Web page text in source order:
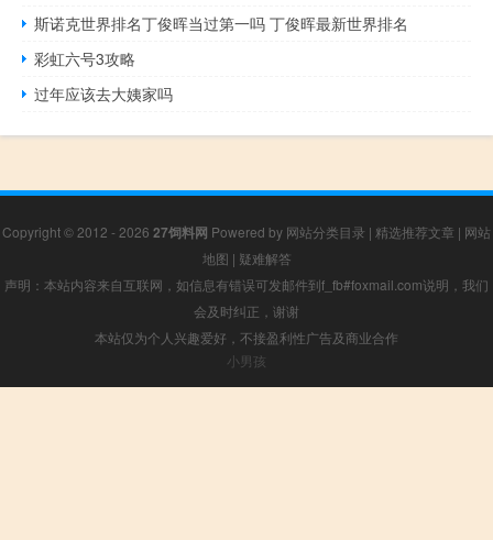
斯诺克世界排名丁俊晖当过第一吗 丁俊晖最新世界排名
彩虹六号3攻略
过年应该去大姨家吗
Copyright © 2012 - 2026 27饲料网 Powered by 网站分类目录 | 精选推荐文章 | 网站
地图 | 疑难解答
声明：本站内容来自互联网，如信息有错误可发邮件到f_fb#foxmail.com说明，我们
会及时纠正，谢谢
本站仅为个人兴趣爱好，不接盈利性广告及商业合作
小男孩